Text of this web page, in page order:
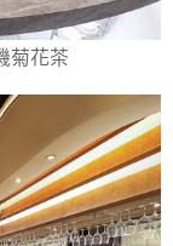
菊花茶